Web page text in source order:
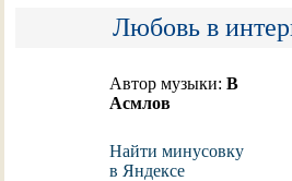
Любовь в
Автор музыки: В
Асмлов
Найти минусовку
в Яндексе